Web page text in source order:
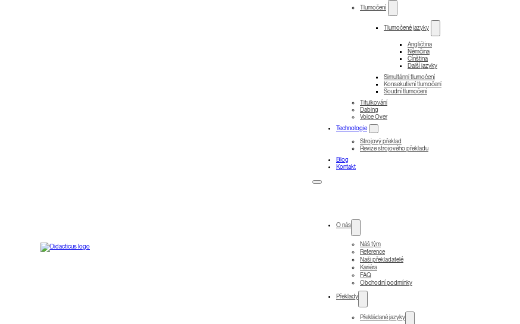
Tlumočení
Tlumočené jazyky
Angličtina
Němčina
Čínština
Další jazyky
Simultánní tlumočení
Konsekutivní tlumočení
Soudní tlumočení
Titulkování
Dabing
Voice Over
Technologie
Strojový překlad
Revize strojového překladu
Blog
Kontakt
O nás
Náš tým
Reference
Naši překladatelé
Kariéra
FAQ
Obchodní podmínky
Překlady
Překládané jazyky